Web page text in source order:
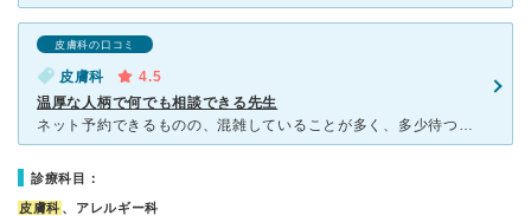
皮膚科の口コミ
皮膚科
4.5
温厚な人柄で何でも相談できる先生
ネット予約できるものの、混雑していることが多く、多少待つこともあるけど、予約患者優先なので許容範囲。気になる程ではありませんでした。 先生は温厚な人柄で、患者の話に耳を傾け、患部も見て診断するし
診療科目：
皮膚科 、アレルギー科